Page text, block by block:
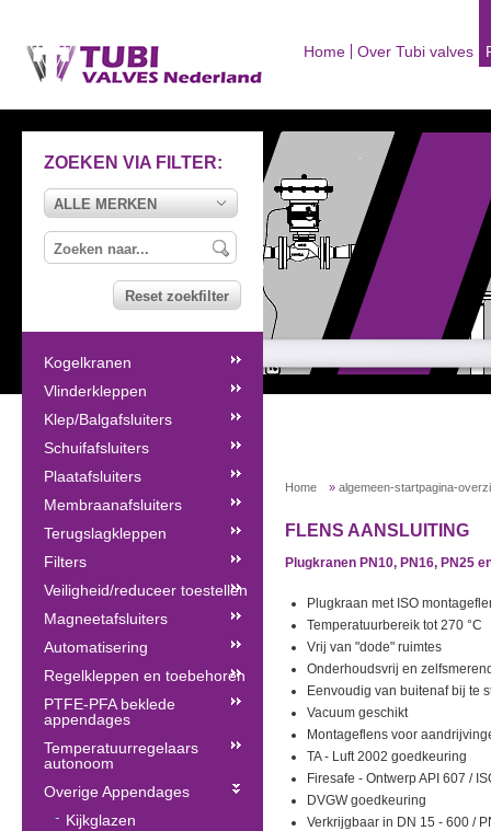
Home Over Tubi valves
Home » algemeen-startpagina-
FLENS AANSLUITING
Plugkranen PN10, PN16, PN25
Plugkraan met ISO
Temperatuurbereik tot 270 °C
Vrij van "dode" ruimtes
Onderhoudsvrij en
Eenvoudig van buitenaf bij te
Vacuum geschikt
Montageflens voor
TA - Luft 2002 goedkeuring
Firesafe - Ontwerp API 607 /
DVGW goedkeuring
Verkrijgbaar in DN 15 - 600 /
ZOEKEN VIA FILTER:
ALLE MERKEN
Reset zoekfilter
Kogelkranen
Vlinderkleppen
Klep/Balgafsluiters
Schuifafsluiters
Plaatafsluiters
Membraanafsluiters
Terugslagkleppen
Filters
Veiligheid/reduceer toestellen
Magneetafsluiters
Automatisering
Regelkleppen en toebehoren
PTFE-PFA beklede
appendages
Temperatuurregelaars
autonoom
Overige Appendages
Kijkglazen